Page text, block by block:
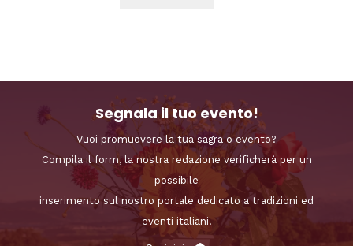
Segnala il tuo evento!
Vuoi promuovere la tua sagra o evento?
Compila il form, la nostra redazione verificherà per un
possibile
inserimento sul nostro portale dedicato a tradizioni ed
eventi italiani.